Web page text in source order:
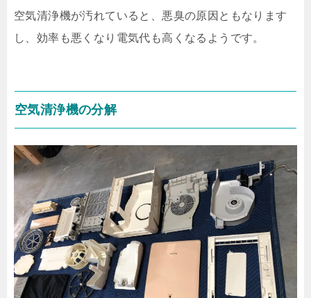
空気清浄機が汚れていると、悪臭の原因ともなります
し、効率も悪くなり電気代も高くなるようです。
空気清浄機の分解